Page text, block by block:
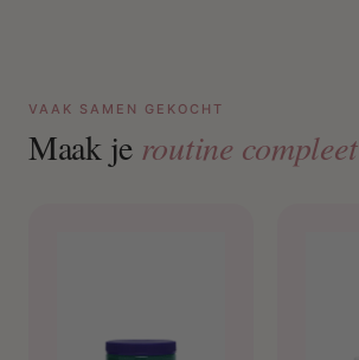
VAAK SAMEN GEKOCHT
Maak je routine compleet